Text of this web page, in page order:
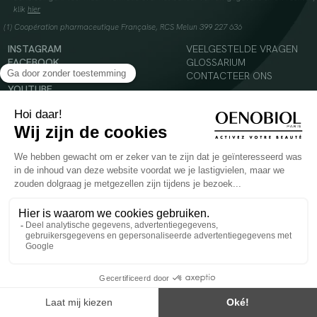
klik hier
(1) Coopération pharmaceutique Française, RCS Melun 399 227 636
INSTAGRAM
FACEBOOK
TIKTOK
YOUTUBE
VEELGESTELDE VRAGEN
GLOSSARIUM
CONTACTEER ONS
Voedingssupplement dat moet worden geconsumeerd als onderdeel van een gevarieerde,
evenwichtige voeding en een gezonde levensstijl. Aanbevolen dagelijkse dosis niet
overschrijden. Enkel voor volwassenen, buiten het bereik van kinderen houden.